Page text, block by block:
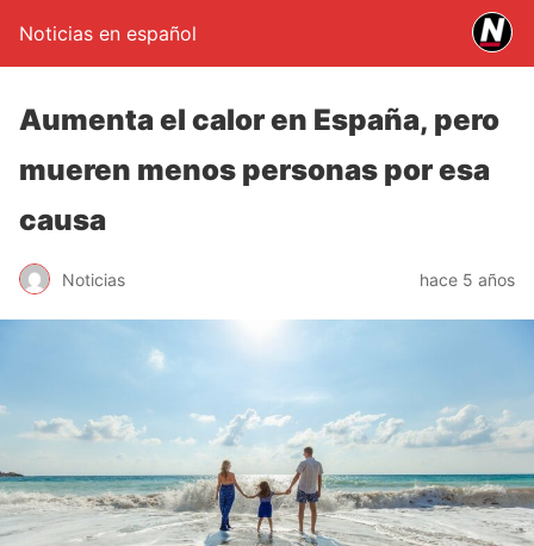
Noticias en español
Aumenta el calor en España, pero
mueren menos personas por esa
causa
Noticias hace 5 años